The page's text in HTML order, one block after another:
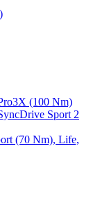
(100 Nm)
Sport 2
(70 Nm), Life,